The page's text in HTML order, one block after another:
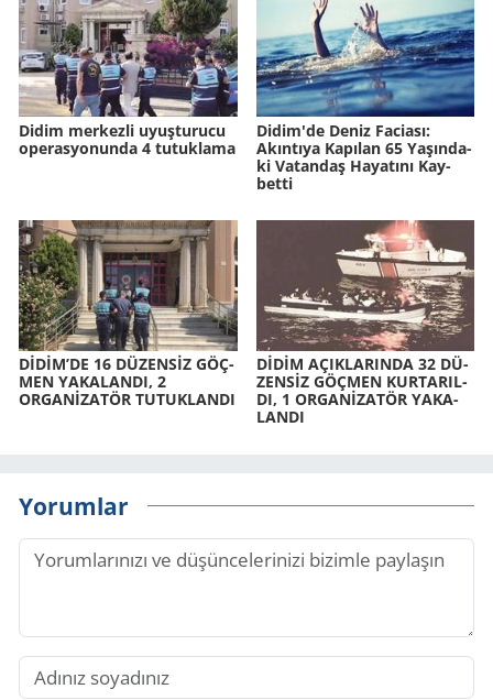
Didim merkezli uyuşturucu
operasyonunda 4 tutuklama
Didim'de Deniz Fa­ci­ası:
Akın­tı­ya Ka­pı­lan 65 Ya­şın­da­
ki Va­tan­daş Ha­ya­tı­nı Kay­
bet­ti
DİDİM’DE 16 DÜ­ZENSİZ GÖÇ­
MEN YA­KA­LAN­DI, 2
ORGANİZATÖR TU­TUK­LAN­DI
DİDİM AÇIK­LA­RIN­DA 32 DÜ­
ZENSİZ GÖÇ­MEN KUR­TA­RIL­
DI, 1 ORGANİZATÖR YA­KA­
LAN­DI
Yorumlar